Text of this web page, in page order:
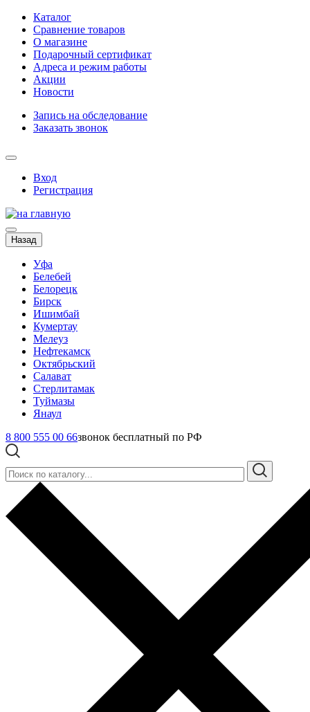
Каталог
Сравнение товаров
О магазине
Подарочный сертификат
Адреса и режим работы
Акции
Новости
Запись на обследование
Заказать звонок
Вход
Регистрация
Назад
Уфа
Белебей
Белорецк
Бирск
Ишимбай
Кумертау
Мелеуз
Нефтекамск
Октябрьский
Салават
Стерлитамак
Туймазы
Янаул
8 800 555 00 66звонок бесплатный по РФ